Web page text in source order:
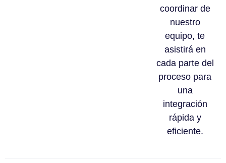
coordinar de
nuestro
equipo, te
asistirá en
cada parte del
proceso para
una
integración
rápida y
eficiente.